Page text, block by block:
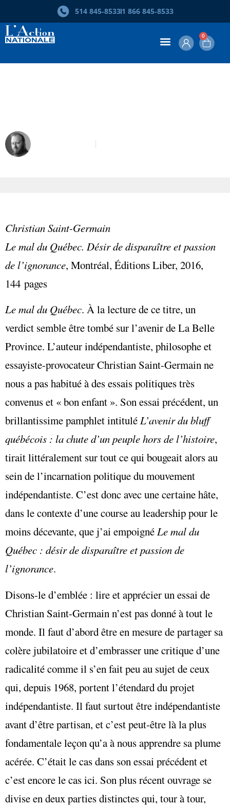
514 845‑85331 866 845‑8533
0
Christian Saint-Germain
Le mal du Québec. Désir de disparaître et passion
de l’ignorance, Montréal, Éditions Liber, 2016,
144 pages
Le mal du Québec. À la lecture de ce titre, un
verdict semble être tombé sur l’avenir de La Belle
Province. L’auteur indépendantiste, philosophe et
essayiste-provocateur Christian Saint-Germain ne
nous a pas habitué à des essais politiques très
convenus et « bon enfant ». Son essai précédent, un
brillantissime pamphlet intituléL’avenir du bluff
québécois : la chute d’un peuple hors de l’histoire,
tirait littéralement sur tout ce qui bougeait alors au
sein de l’incarnation politique du mouvement
indépendantiste. C’est donc avec une certaine hâte,
dans le contexte d’une course au leadership pour le
moins décevante, que j’ai empoignéLe mal du
Québec : désir de disparaître et passion de
l’ignorance.
Disons-le d’emblée : lire et apprécier un essai de
Christian Saint-Germain n’est pas donné à tout le
monde. Il faut d’abord être en mesure de partager sa
colère jubilatoire et d’embrasser une critique d’une
radicalité comme il s’en fait peu au sujet de ceux
qui, depuis 1968, portent l’étendard du projet
indépendantiste. Il faut surtout être indépendantiste
avant d’être partisan, et c’est peut-être là la plus
fondamentale leçon qu’a à nous apprendre sa plume
acérée. C’était le cas dans son essai précédent et
c’est encore le cas ici. Son plus récent ouvrage se
divise en deux parties distinctes qui, tour à tour,